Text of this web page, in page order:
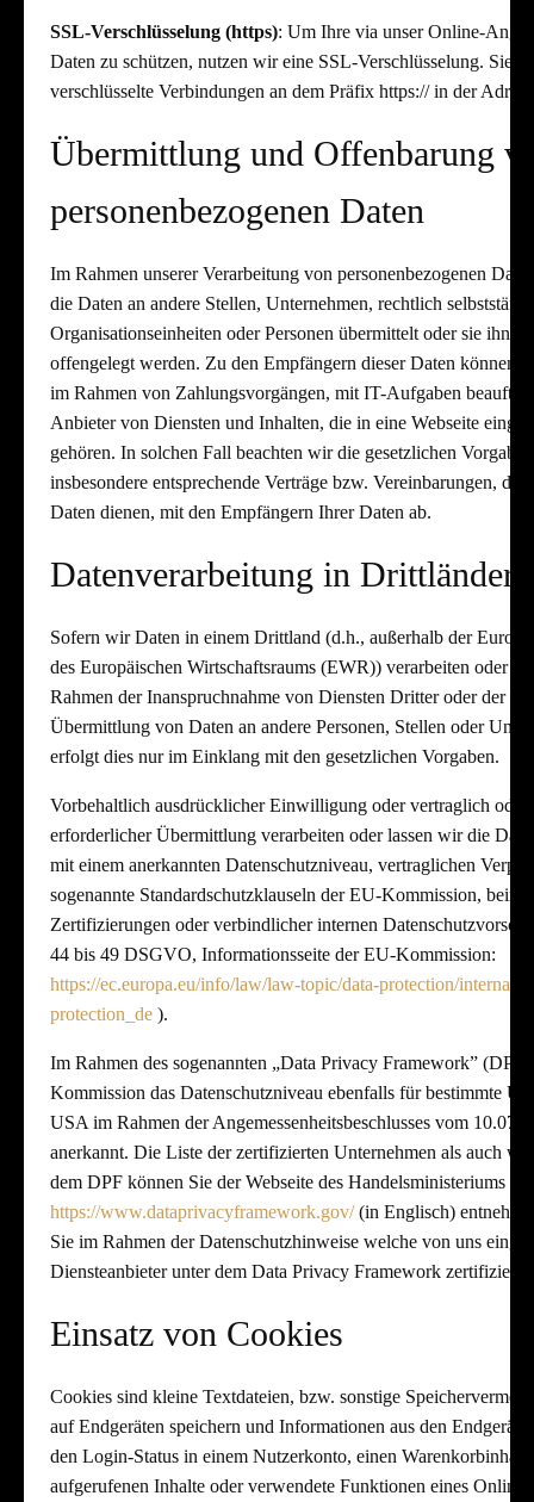
SSL-Verschlüsselung (https): Um Ihre via unser Online-
Daten zu schützen, nutzen wir eine SSL-Verschlüsselung. Sie
verschlüsselte Verbindungen an dem Präfix https:// in der
Übermittlung und Offenbarung
personenbezogenen Daten
Im Rahmen unserer Verarbeitung von personenbezogenen
die Daten an andere Stellen, Unternehmen, rechtlich
Organisationseinheiten oder Personen übermittelt oder sie ihnen
offengelegt werden. Zu den Empfängern dieser Daten können
im Rahmen von Zahlungsvorgängen, mit IT-Aufgaben
Anbieter von Diensten und Inhalten, die in eine Webseite
gehören. In solchen Fall beachten wir die gesetzlichen
insbesondere entsprechende Verträge bzw. Vereinbarungen, die
Daten dienen, mit den Empfängern Ihrer Daten ab.
Datenverarbeitung in Drittländern
Sofern wir Daten in einem Drittland (d.h., außerhalb der
des Europäischen Wirtschaftsraums (EWR)) verarbeiten oder
Rahmen der Inanspruchnahme von Diensten Dritter oder der
Übermittlung von Daten an andere Personen, Stellen oder
erfolgt dies nur im Einklang mit den gesetzlichen Vorgaben.
Vorbehaltlich ausdrücklicher Einwilligung oder vertraglich oder
erforderlicher Übermittlung verarbeiten oder lassen wir die
mit einem anerkannten Datenschutzniveau, vertraglichen
sogenannte Standardschutzklauseln der EU-Kommission, beim
Zertifizierungen oder verbindlicher internen
44 bis 49 DSGVO, Informationsseite der EU-Kommission:
https://ec.europa.eu/info/law/law-topic/data-protection/
protection_de ).
Im Rahmen des sogenannten „Data Privacy Framework”
Kommission das Datenschutzniveau ebenfalls für bestimmte
USA im Rahmen der Angemessenheitsbeschlusses vom
anerkannt. Die Liste der zertifizierten Unternehmen als auch
dem DPF können Sie der Webseite des Handelsministeriums
https://www.dataprivacyframework.gov/(in Englisch)
Sie im Rahmen der Datenschutzhinweise welche von uns
Diensteanbieter unter dem Data Privacy Framework zertifiziert
Einsatz von Cookies
Cookies sind kleine Textdateien, bzw. sonstige
auf Endgeräten speichern und Informationen aus den
den Login-Status in einem Nutzerkonto, einen Warenkorbinhalt
aufgerufenen Inhalte oder verwendete Funktionen eines